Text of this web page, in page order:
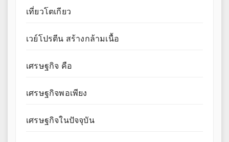
เที่ยวโตเกียว
เวย์โปรตีน สร้างกล้ามเนื้อ
เศรษฐกิจ คือ
เศรษฐกิจพอเพียง
เศรษฐกิจในปัจจุบัน